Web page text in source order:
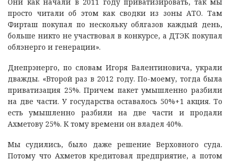
просто читали об этом как сводки из зоны АТО. Там
Фирташ покупал по нескольку облгазов каждый день,
больше никто не участвовал в конкурсе, а ДТЭК покупал
облэнерго и генерации».
Днепрэнерго, по словам Игоря Валентиновича, украли
дважды. «Второй раз в 2012 году. По-моему, тогда была
приватизация 25%. Причем пакет умышленно разбили
на две части. У государства оставалось 50%+1 акция. То
есть умышленно разбили на две части и продали
Ахметову 25%. К тому времени он владел 40%.
Мы судились, было даже решение Верховного суда.
Потому что Ахметов кредитовал предприятие, а потом